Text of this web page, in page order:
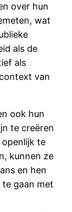
over hun
wat
als de
als
van
ook hun
te creëren
te
kunnen ze
en hen
gaan met